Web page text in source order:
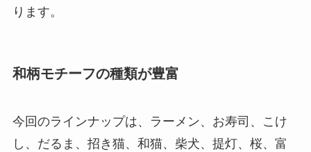
ります。
和柄モチーフの種類が豊富
今回のラインナップは、ラーメン、お寿司、こけ
し、だるま、招き猫、和猫、柴犬、提灯、桜、富